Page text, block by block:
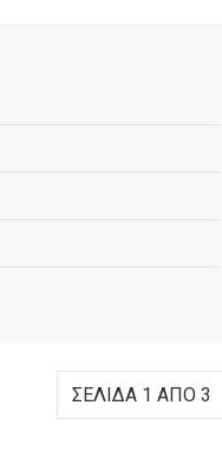
ΣΕΛΊΔΑ 1 ΑΠΌ 3